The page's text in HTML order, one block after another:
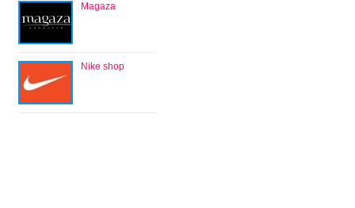
Magaza
Nike shop